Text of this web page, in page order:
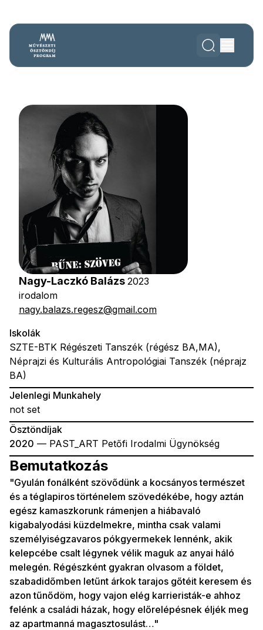
Nagy-Laczkó Balázs 2023
irodalom
nagy.balazs.regesz@gmail.com
Bemutatkozás
"Gyulán fonálként szövődünk a kocsányos természet
és a téglapiros történelem szövedékébe, hogy aztán
egész kamaszkorunk rámenjen a hiábavaló
kigabalyodási küzdelmekre, mintha csak valami
személyiségzavaros pókgyermekek lennénk, akik
kelepcébe csalt légynek vélik maguk az anyai háló
melegén. Régészként gyakran olvasom a földet,
szabadidőmben letűnt árkok tarajos gőtéit keresem és
azon tűnődöm, hogy vajon elég karrieristák-e ahhoz
felénk a családi házak, hogy előrelépésnek éljék meg
az apartmanná magasztosulást…"
Iskolák
SZTE-BTK Régészeti Tanszék (régész BA,MA),
Néprajzi és Kulturális Antropológiai Tanszék (néprajz
BA)
Jelenlegi Munkahely
not set
Ösztöndíjak
2020 — PAST_ART Petőfi Irodalmi Ügynökség